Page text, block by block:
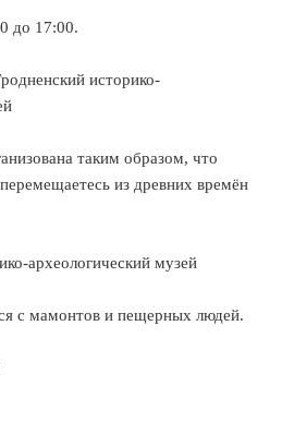
до 17:00.
таким образом, что
из древних времён
с мамонтов и пещерных людей.